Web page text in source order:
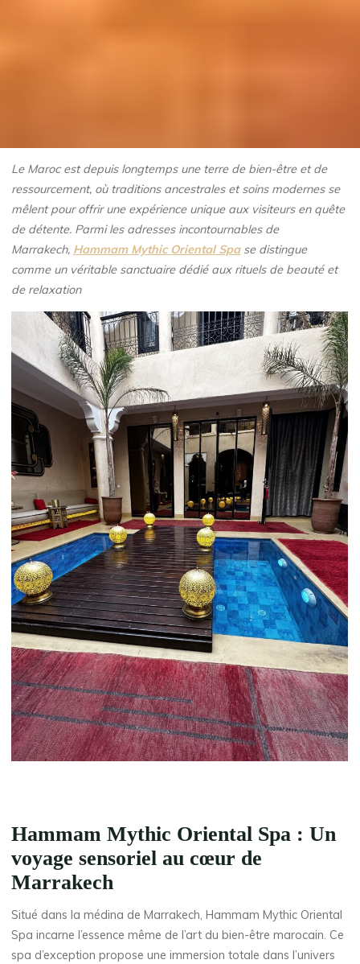
Le Maroc est depuis longtemps une terre de bien-être et de
ressourcement, où traditions ancestrales et soins modernes se
mêlent pour offrir une expérience unique aux visiteurs en quête
de détente. Parmi les adresses incontournables de
Marrakech, Hammam Mythic Oriental Spase distingue
comme un véritable sanctuaire dédié aux rituels de beauté et
de relaxation
Hammam Mythic Oriental Spa : Un
voyage sensoriel au cœur de
Marrakech
Situé dans la médina de Marrakech, Hammam Mythic Oriental
Spa incarne l’essence même de l’art du bien-être marocain. Ce
spa d’exception propose une immersion totale dans l’univers